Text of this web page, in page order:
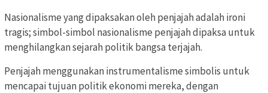
Nasionalisme yang dipaksakan oleh penjajah adalah ironi
tragis; simbol-simbol nasionalisme penjajah dipaksa untuk
menghilangkan sejarah politik bangsa terjajah.
Penjajah menggunakan instrumentalisme simbolis untuk
mencapai tujuan politik ekonomi mereka, dengan